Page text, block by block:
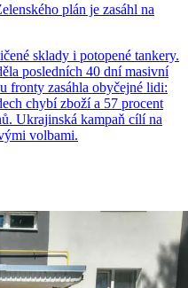
plán je zasáhl na
sklady i potopené tankery.
posledních 40 dní masivní
fronty zasáhla obyčejné lidi:
chybí zboží a 57 procent
Ukrajinská kampaň cílí na
volbami.